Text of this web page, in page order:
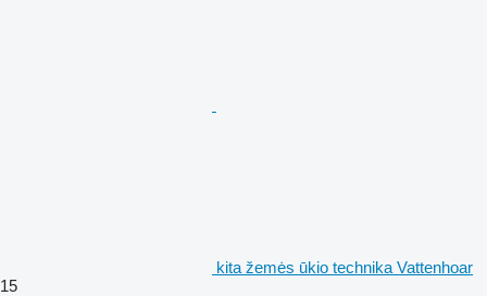
kita žemės ūkio technika Vattenhoar
15